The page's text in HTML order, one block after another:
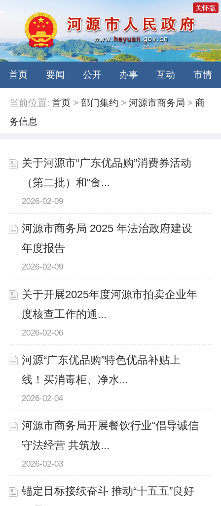
关怀版
首页 要闻 公开 办事 互动 市情
当前位置: 首页 >部门集约 >河源市商务局 >商
务信息
关于河源市“广东优品购”消费券活动
（第二批）和“食...
2026-02-09
河源市商务局 2025 年法治政府建设
年度报告
2026-02-09
关于开展2025年度河源市拍卖企业年
度核查工作的通...
2026-02-06
河源“广东优品购”特色优品补贴上
线！买消毒柜、净水...
2026-02-04
河源市商务局开展餐饮行业“倡导诚信
守法经营 共筑放...
2026-02-03
锚定目标接续奋斗 推动“十五五”良好